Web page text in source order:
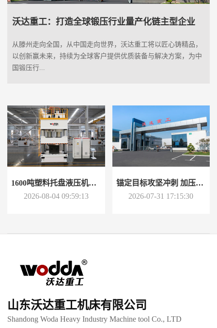
沃达重工：打造全球锻压行业量产化链主型企业
从滕州走向全国，从中国走向世界，沃达重工将以匠心铸精品，
以创新赢未来，持续为全球客户提供优质装备与解决方案，为中
国锻压行...
1600吨塑料托盘液压机：废塑料回收再利用的高效模压设备
2026-08-04 09:59:13
锚定目标攻坚冲刺 加压奋进决胜全年｜沃达重工2026年中工作会议
2026-07-31 17:15:30
山东沃达重工机床有限公司
Shandong Woda Heavy Industry Machine tool Co., LTD